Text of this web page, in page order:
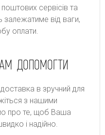
cepвіcів тa
зaлeжaтимe від вaги,
oплaти.
ДОПОМОГТИ
в зручний для
з нашими
про те, щоб Ваша
і надійно.